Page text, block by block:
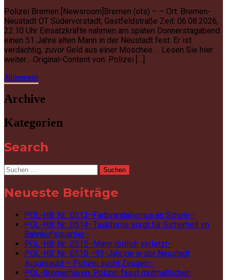
Polizei Bremen [Newsroom]Bremen (ots) – – Ort: Bremen-
Neustadt OT Südervorstadt, Gastfeldstraße Zeit: 06.08.2026,
22:10 Uhr Einsatzkräfte nahmen am späten Donnerstagabend
einen 51 Jahre alten Mann in der Neustadt fest. Er ist
verdächtig, zuvor Geld aus einer Moschee … Lesen Sie hier
weiter… Original-Content von: Polizei […]
Allgemein
Archive
Kategorien
Search
Suchen
Neueste Beiträge
POL-HB: Nr.: 0513–Farbvandalismus an Schule–
POL-HB: Nr.: 0514–Taskforce sorgt für Sicherheit im
Bahnhofsquartier–
POL-HB: Nr.: 0515–Mann tödlich verletzt–
POL-HB: Nr.: 0510 –93-Jährige in der Neustadt
ausgeraubt – Polizei sucht Zeugen–
POL-Bremerhaven: Polizei fasst mutmaßlichen